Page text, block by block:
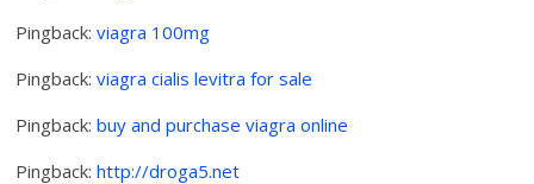
Pingback:viagra 100mg
Pingback:viagra cialis levitra for sale
Pingback:buy and purchase viagra online
Pingback:http://droga5.net